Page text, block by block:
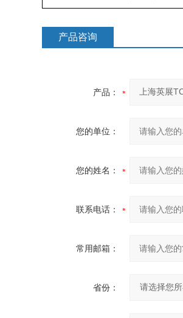
产品咨询
产品：
您的单位：
您的姓名：
联系电话：
常用邮箱：
省份：